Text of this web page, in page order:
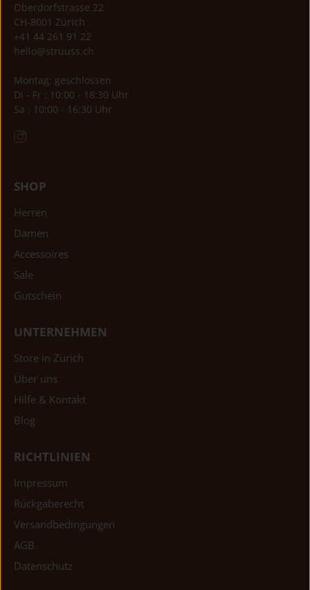
Oberdorfstrasse 22
CH-8001 Zürich
+41 44 261 91 22
hello@struuss.ch
Montag: geschlossen
Di - Fr : 10:00 - 18:30 Uhr
Sa : 10:00 - 16:30 Uhr
SHOP
Herren
Damen
Accessoires
Sale
Gutschein
UNTERNEHMEN
Store in Zürich
Über uns
Hilfe & Kontakt
Blog
RICHTLINIEN
Impressum
Rückgaberecht
Versandbedingungen
AGB
Datenschutz